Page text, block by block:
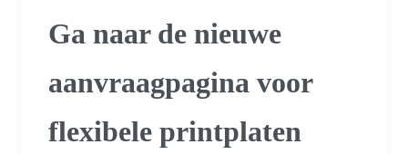
Ga naar de nieuwe
aanvraagpagina voor
flexibele printplaten